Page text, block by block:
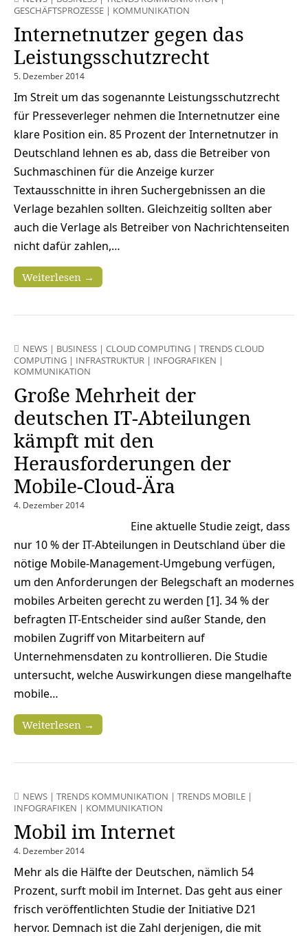
GESCHÄFTSPROZESSE | KOMMUNIKATION
Internetnutzer gegen das
Leistungsschutzrecht
5. Dezember 2014
Im Streit um das sogenannte Leistungsschutzrecht
für Presseverleger nehmen die Internetnutzer eine
klare Position ein. 85 Prozent der Internetnutzer in
Deutschland lehnen es ab, dass die Betreiber von
Suchmaschinen für die Anzeige kurzer
Textausschnitte in ihren Suchergebnissen an die
Verlage bezahlen sollten. Gleichzeitig sollten aber
auch die Verlage als Betreiber von Nachrichtenseiten
nicht dafür zahlen,…
Weiterlesen →
NEWS | BUSINESS | CLOUD COMPUTING | TRENDS CLOUD
COMPUTING | INFRASTRUKTUR | INFOGRAFIKEN |
KOMMUNIKATION
Große Mehrheit der
deutschen IT-Abteilungen
kämpft mit den
Herausforderungen der
Mobile-Cloud-Ära
4. Dezember 2014
Eine aktuelle Studie zeigt, dass
nur 10 % der IT-Abteilungen in Deutschland über die
nötige Mobile-Management-Umgebung verfügen,
um den Anforderungen der Belegschaft an modernes
mobiles Arbeiten gerecht zu werden [1]. 34 % der
befragten IT-Entscheider sind außer Stande, den
mobilen Zugriff von Mitarbeitern auf
Unternehmensdaten zu kontrollieren. Die Studie
untersucht, welche Auswirkungen diese mangelhafte
mobile…
Weiterlesen →
NEWS | TRENDS KOMMUNIKATION | TRENDS MOBILE |
INFOGRAFIKEN | KOMMUNIKATION
Mobil im Internet
4. Dezember 2014
Mehr als die Hälfte der Deutschen, nämlich 54
Prozent, surft mobil im Internet. Das geht aus einer
frisch veröffentlichten Studie der Initiative D21
hervor. Demnach ist die Zahl derjenigen, die mit